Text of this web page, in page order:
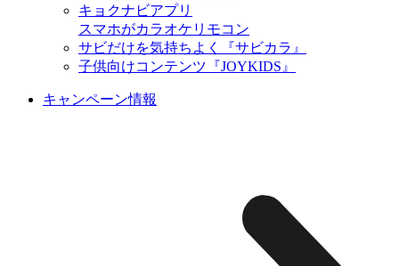
キョクナビアプリ
スマホがカラオケリモコン
サビだけを気持ちよく『サビカラ』
子供向けコンテンツ『JOYKIDS』
キャンペーン情報